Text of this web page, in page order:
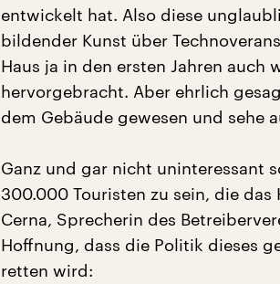
entwickelt hat. Also diese
bildender Kunst über
Haus ja in den ersten Jahren auch
hervorgebracht. Aber ehrlich
dem Gebäude gewesen und sehe
Ganz und gar nicht uninteressant
300.000 Touristen zu sein, die
Cerna, Sprecherin des
Hoffnung, dass die Politik dieses
retten wird: